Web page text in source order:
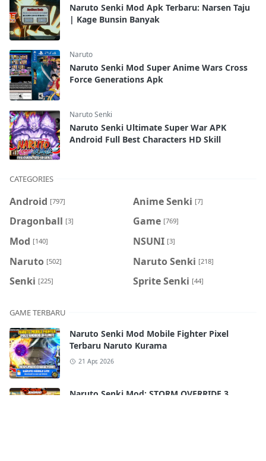
Naruto Senki Mod Apk Terbaru: Narsen Taju
| Kage Bunsin Banyak
Naruto
Naruto Senki Mod Super Anime Wars Cross
Force Generations Apk
Naruto Senki
Naruto Senki Ultimate Super War APK
Android Full Best Characters HD Skill
CATEGORIES
Android [797] Anime Senki [7]
Dragonball [3] Game [769]
Mod [140] NSUNI [3]
Naruto [502] Naruto Senki [218]
Senki [225] Sprite Senki [44]
GAME TERBARU
Naruto Senki Mod Mobile Fighter Pixel
Terbaru Naruto Kurama
21 Apr, 2026
Naruto Senki Mod: STORM OVERRIDE 3